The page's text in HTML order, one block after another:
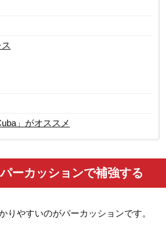
」がオススメ
ーカッションで補強する
りやすいのがパーカッションです。